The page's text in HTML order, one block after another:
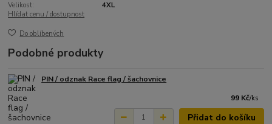
Velikost:
4XL
Hlídat cenu / dostupnost
Do oblíbených
Podobné produkty
PIN / odznak Race flag / šachovnice
99 Kč/ks
Přidat do košíku